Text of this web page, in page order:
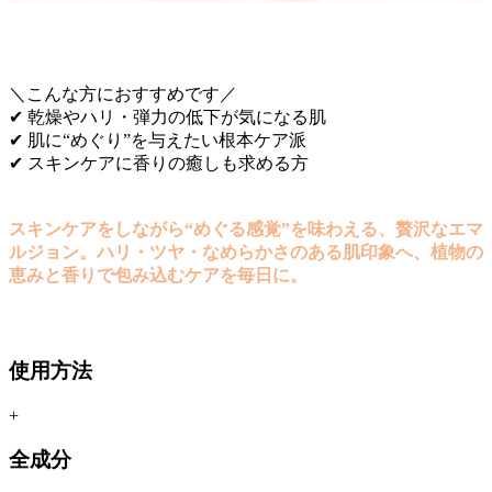
＼こんな方におすすめです／
✔ 乾燥やハリ・弾力の低下が気になる肌
✔ 肌に“めぐり”を与えたい根本ケア派
✔ スキンケアに香りの癒しも求める方
スキンケアをしながら“めぐる感覚”を味わえる、贅沢なエマ
ルジョン。ハリ・ツヤ・なめらかさのある肌印象へ、植物の
恵みと香りで包み込むケアを毎日に。
使用方法
+
全成分